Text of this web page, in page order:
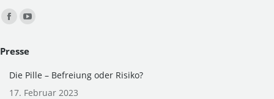
Finden Sie uns auf:
Facebook
opens
in
YouTube
opens
in
Presse
Die Pille – Befreiung oder Risiko?
17. Februar 2023